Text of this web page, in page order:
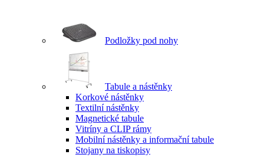
Podložky pod nohy
Tabule a nástěnky
Korkové nástěnky
Textilní nástěnky
Magnetické tabule
Vitríny a CLIP rámy
Mobilní nástěnky a informační tabule
Stojany na tiskopisy